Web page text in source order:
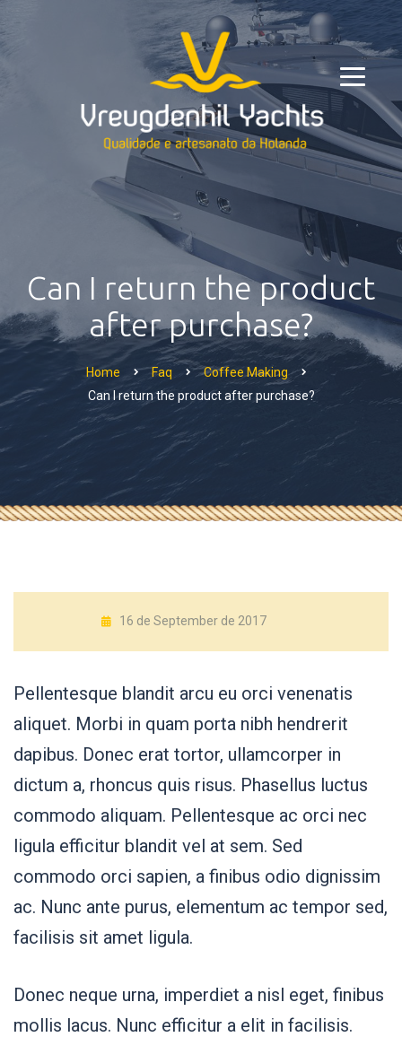
Can I return the product
after purchase?
Home Faq
Coffee Making
Can I return the product after purchase?
16 de September de 2017
Pellentesque blandit arcu eu orci venenatis
aliquet. Morbi in quam porta nibh hendrerit
dapibus. Donec erat tortor, ullamcorper in
dictum a, rhoncus quis risus. Phasellus luctus
commodo aliquam. Pellentesque ac orci nec
ligula efficitur blandit vel at sem. Sed
commodo orci sapien, a finibus odio dignissim
ac. Nunc ante purus, elementum ac tempor sed,
facilisis sit amet ligula.
Donec neque urna, imperdiet a nisl eget, finibus
mollis lacus. Nunc efficitur a elit in facilisis.